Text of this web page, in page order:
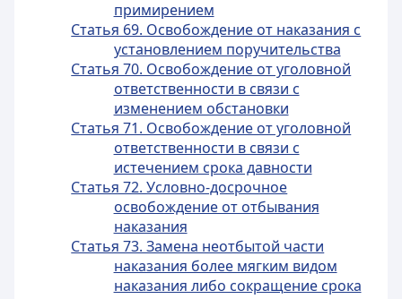
примирением
Статья 69. Освобождение от наказания с
установлением поручительства
Статья 70. Освобождение от уголовной
ответственности в связи с
изменением обстановки
Статья 71. Освобождение от уголовной
ответственности в связи с
истечением срока давности
Статья 72. Условно-досрочное
освобождение от отбывания
наказания
Статья 73. Замена неотбытой части
наказания более мягким видом
наказания либо сокращение срока